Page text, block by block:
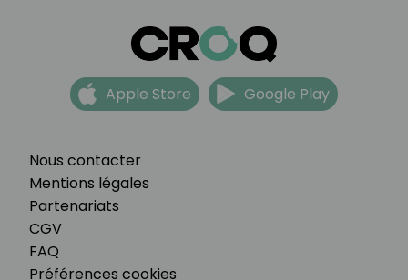
Nous contacter
Mentions légales
Partenariats
CGV
FAQ
Préférences cookies
Apple Store Google Play